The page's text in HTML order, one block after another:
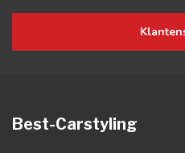
Best-Carstyling